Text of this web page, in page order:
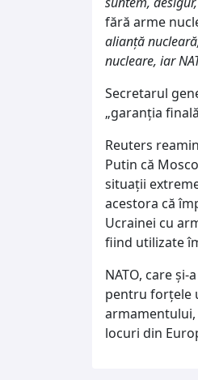
fără arme
alianţă
nucleare, iar
Secretarul
„garanţia
Reuters
Putin că
situaţii
acestora că
Ucrainei cu
fiind utilizate
NATO, care
pentru forţele
armamentului,
locuri din